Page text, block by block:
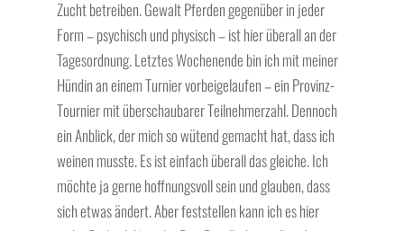
Zucht betreiben. Gewalt Pferden gegenüber in jeder
Form – psychisch und physisch – ist hier überall an der
Tagesordnung. Letztes Wochenende bin ich mit meiner
Hündin an einem Turnier vorbeigelaufen – ein Provinz-
Tournier mit überschaubarer Teilnehmerzahl. Dennoch
ein Anblick, der mich so wütend gemacht hat, dass ich
weinen musste. Es ist einfach überall das gleiche. Ich
möchte ja gerne hoffnungsvoll sein und glauben, dass
sich etwas ändert. Aber feststellen kann ich es hier